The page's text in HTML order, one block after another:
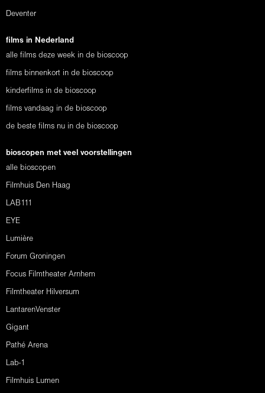
Deventer
films in Nederland
alle films deze week in de bioscoop
films binnenkort in de bioscoop
kinderfilms in de bioscoop
films vandaag in de bioscoop
de beste films nu in de bioscoop
bioscopen met veel voorstellingen
alle bioscopen
Filmhuis Den Haag
LAB111
EYE
Lumière
Forum Groningen
Focus Filmtheater Arnhem
Filmtheater Hilversum
LantarenVenster
Gigant
Pathé Arena
Lab-1
Filmhuis Lumen